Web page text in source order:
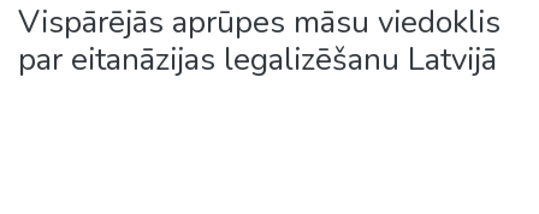
Vispārējās aprūpes māsu viedoklis
par eitanāzijas legalizēšanu Latvijā